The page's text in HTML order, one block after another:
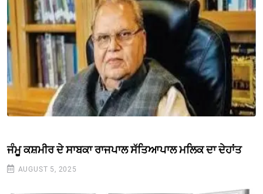
ਜੰਮੂ ਕਸ਼ਮੀਰ ਦੇ ਸਾਬਕਾ ਰਾਜਪਾਲ ਸੱਤਿਆਪਾਲ ਮਲਿਕ ਦਾ ਦੇਹਾਂਤ
AUGUST 5, 2025